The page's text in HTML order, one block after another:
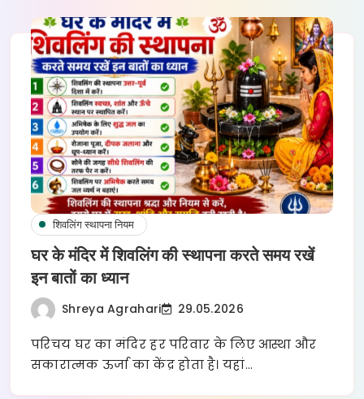
शिवलिंग स्थापना नियम
घर के मंदिर में शिवलिंग की स्थापना करते समय रखें
इन बातों का ध्यान
Shreya Agrahari 29.05.2026
परिचय घर का मंदिर हर परिवार के लिए आस्था और
सकारात्मक ऊर्जा का केंद्र होता है। यहां…